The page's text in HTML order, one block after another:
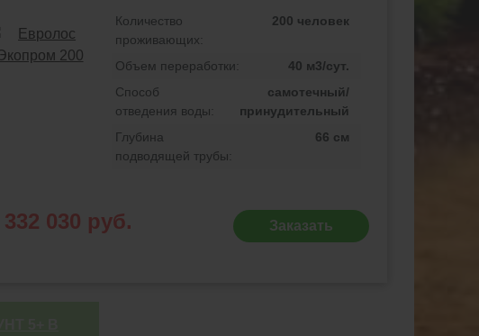
Количество
проживающих:
200 человек
Объем переработки:
40 м3/сут.
Способ
отведения воды:
самотечный/
принудительный
Глубина
подводящей трубы:
66 см
332 030 руб. Заказать